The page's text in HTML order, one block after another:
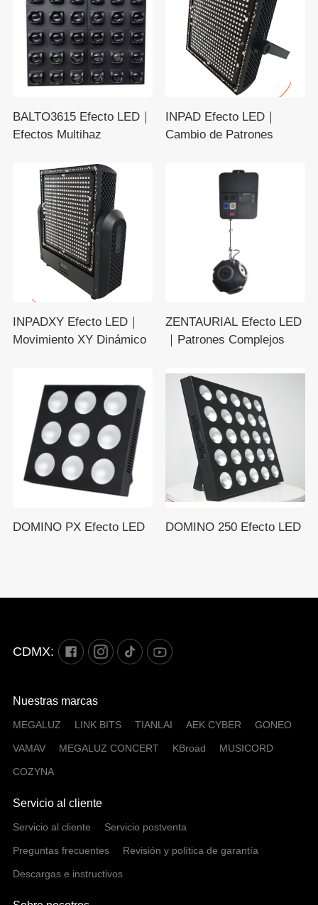
BALTO3615 Efecto LED｜
Efectos Multihaz
INPAD Efecto LED｜
Cambio de Patrones
INPADXY Efecto LED｜
Movimiento XY Dinámico
ZENTAURIAL Efecto LED
｜Patrones Complejos
DOMINO PX Efecto LED DOMINO 250 Efecto LED
CDMX:
Nuestras marcas
MEGALUZ LINK BITS TIANLAI AEK CYBER GONEO
VAMAV MEGALUZ CONCERT KBroad MUSICORD
COZYNA
Servicio al cliente
Servicio al cliente Servicio postventa
Preguntas frecuentes Revisión y política de garantía
Descargas e instructivos